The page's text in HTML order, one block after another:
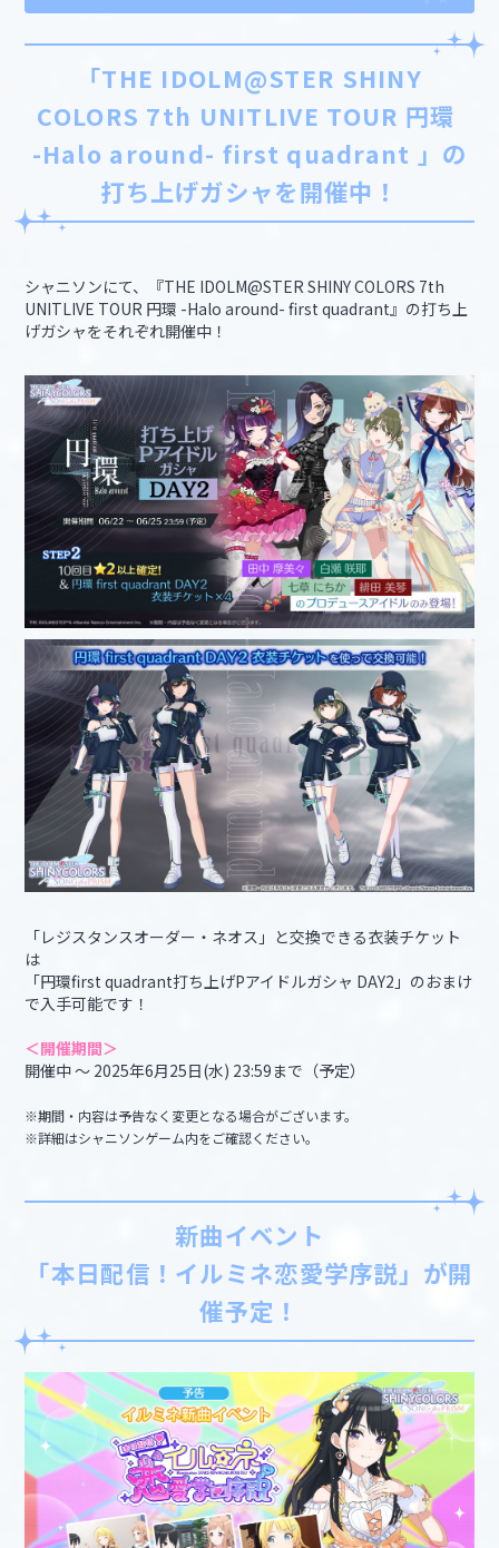
「THE IDOLM@STER SHINY
COLORS 7th UNITLIVE TOUR 円環
-Halo around- first quadrant 」の
打ち上げガシャを開催中！
シャニソンにて、『THE IDOLM@STER SHINY COLORS 7th
UNITLIVE TOUR 円環 -Halo around- first quadrant』の打ち上
げガシャをそれぞれ開催中！
「レジスタンスオーダー・ネオス」と交換できる衣装チケット
は
「円環first quadrant打ち上げPアイドルガシャ DAY2」のおまけ
で入手可能です！
＜開催期間＞
開催中 ～ 2025年6月25日(水) 23:59まで（予定）
※期間・内容は予告なく変更となる場合がございます。
※詳細はシャニソンゲーム内をご確認ください。
新曲イベント
「本日配信！イルミネ恋愛学序説」が開
催予定！